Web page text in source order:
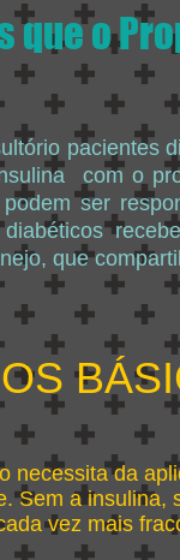
que o
pacientes
com o
ser
que
necessita da
Sem a insulina,
vez mais